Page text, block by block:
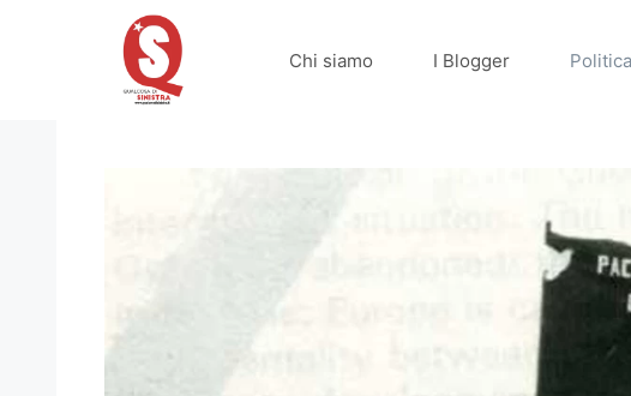
Chi siamo I Blogger Politica